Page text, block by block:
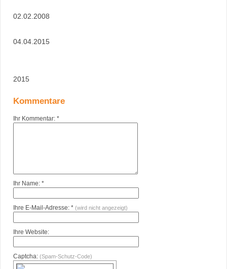
02.02.2008
04.04.2015
2015
Kommentare
Ihr Kommentar: *
Ihr Name: *
Ihre E-Mail-Adresse: * (wird nicht angezeigt)
Ihre Website:
Captcha: (Spam-Schutz-Code)